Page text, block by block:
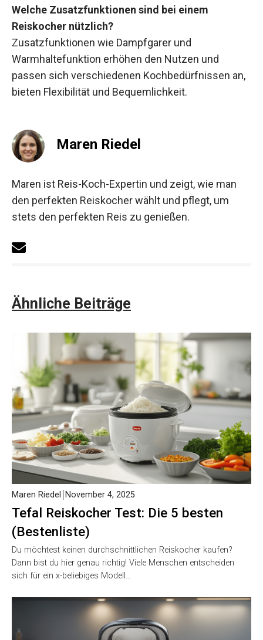
Welche Zusatzfunktionen sind bei einem
Reiskocher nützlich?
Zusatzfunktionen wie Dampfgarer und
Warmhaltefunktion erhöhen den Nutzen und
passen sich verschiedenen Kochbedürfnissen an,
bieten Flexibilität und Bequemlichkeit.
Maren Riedel
Maren ist Reis-Koch-Expertin und zeigt, wie man
den perfekten Reiskocher wählt und pflegt, um
stets den perfekten Reis zu genießen.
Ähnliche Beiträge
Tefal Reiskocher Test: Die 5 besten
(Bestenliste)
Maren Riedel November 4, 2025
Du möchtest keinen durchschnittlichen Reiskocher kaufen?
Dann bist du hier genau richtig! Viele Menschen entscheiden
sich für ein x-beliebiges Modell…